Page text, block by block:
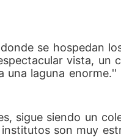
se hospedan
vista,
laguna
sigue siendo un
son muy